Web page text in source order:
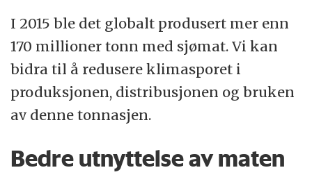
I 2015 ble det globalt produsert mer enn
170 millioner tonn med sjømat. Vi kan
bidra til å redusere klimasporet i
produksjonen, distribusjonen og bruken
av denne tonnasjen.
Bedre utnyttelse av maten